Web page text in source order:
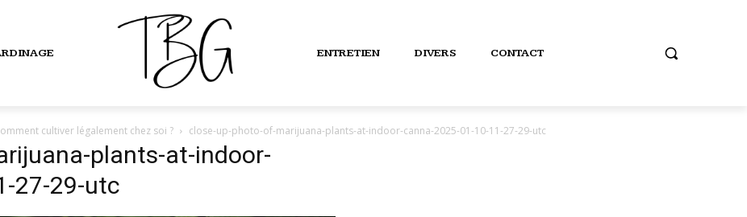
ENTRETIEN DIVERS CONTACT
cultiver légalement chez soi ? close-up-photo-of-marijuana-plants-at-indoor-canna-2025-01-10-11-27-29-utc
plants-at-indoor-
27-29-utc